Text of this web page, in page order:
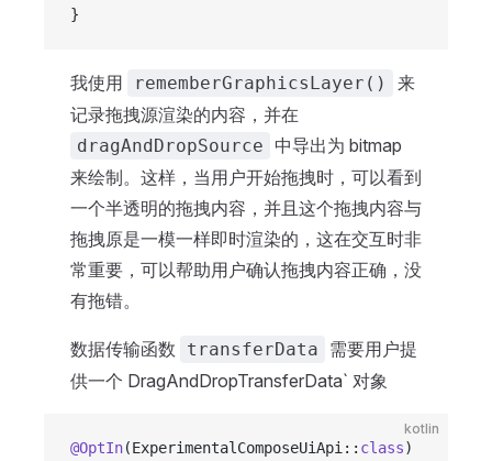
}
我使用 rememberGraphicsLayer()
来
记录拖拽源渲染的内容，并在
dragAndDropSource
中导出为 bitmap
来绘制。这样，当用户开始拖拽时，可以看到
一个半透明的拖拽内容，并且这个拖拽内容与
拖拽原是一模一样即时渲染的，这在交互时非
常重要，可以帮助用户确认拖拽内容正确，没
有拖错。
数据传输函数 transferData
需要用户提
供一个 DragAndDropTransferData` 对象
kotlin
@OptIn(ExperimentalComposeUiApi:: class)